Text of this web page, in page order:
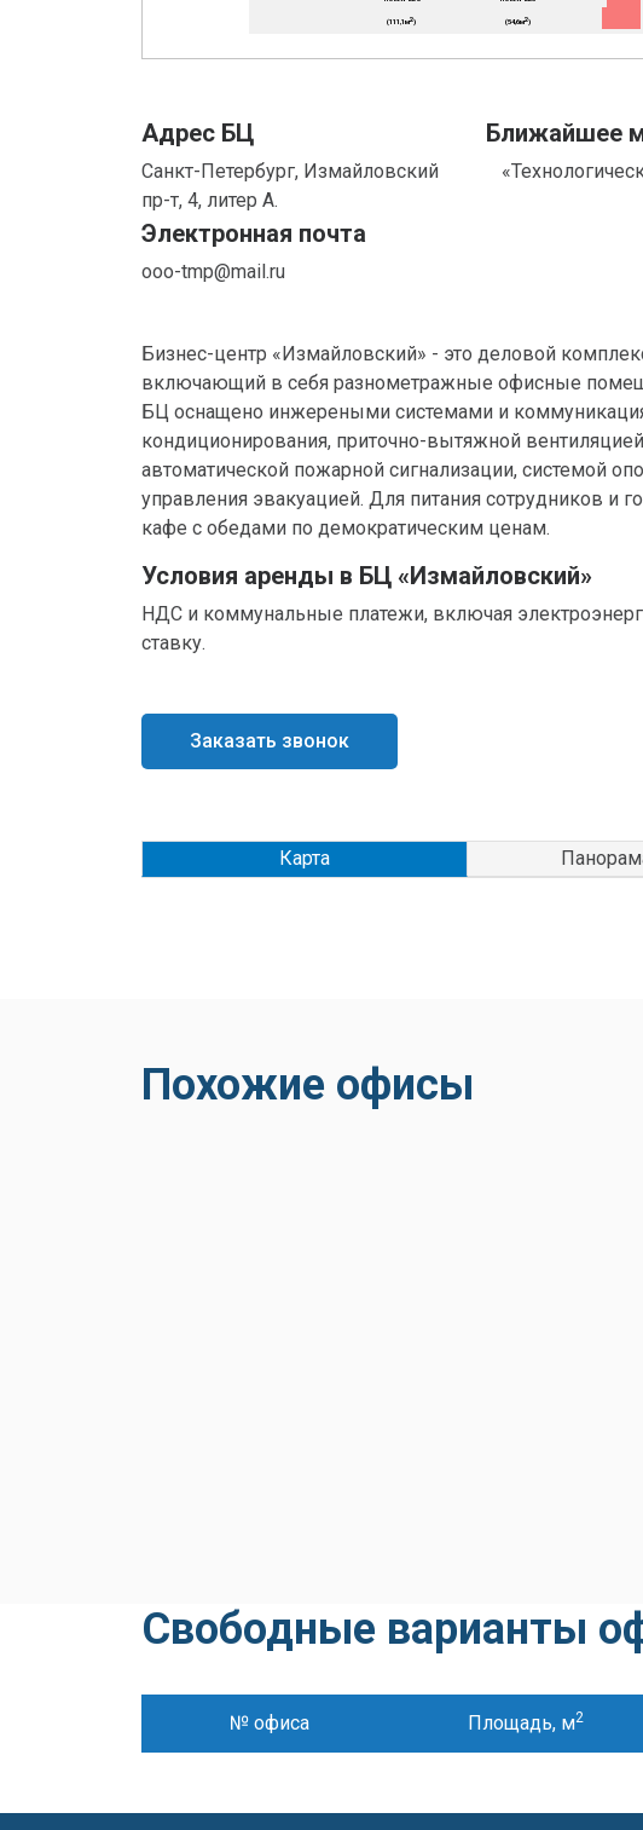
Адрес БЦ
Санкт-Петербург, Измайловский
пр-т, 4, литер А.
Ближайшее
Электронная почта
ooo-tmp@mail.ru
Бизнес-центр «Измайловский» - это деловой
включающий в себя разнометражные офисные
БЦ оснащено инжереными системами и
кондиционирования, приточно-вытяжной
автоматической пожарной сигнализации, системой
управления эвакуацией. Для питания сотрудников и
кафе с обедами по демократическим ценам.
Условия аренды в БЦ «Измайловский»
НДС и коммунальные платежи, включая
ставку.
Заказать звонок
Карта
Похожие офисы
Свободные варианты
№ офиса Площадь, м2